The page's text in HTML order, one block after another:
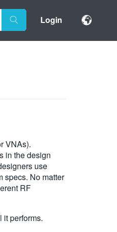
Login
VNAs).
in the design
use
specs. No matter
RF
it performs.